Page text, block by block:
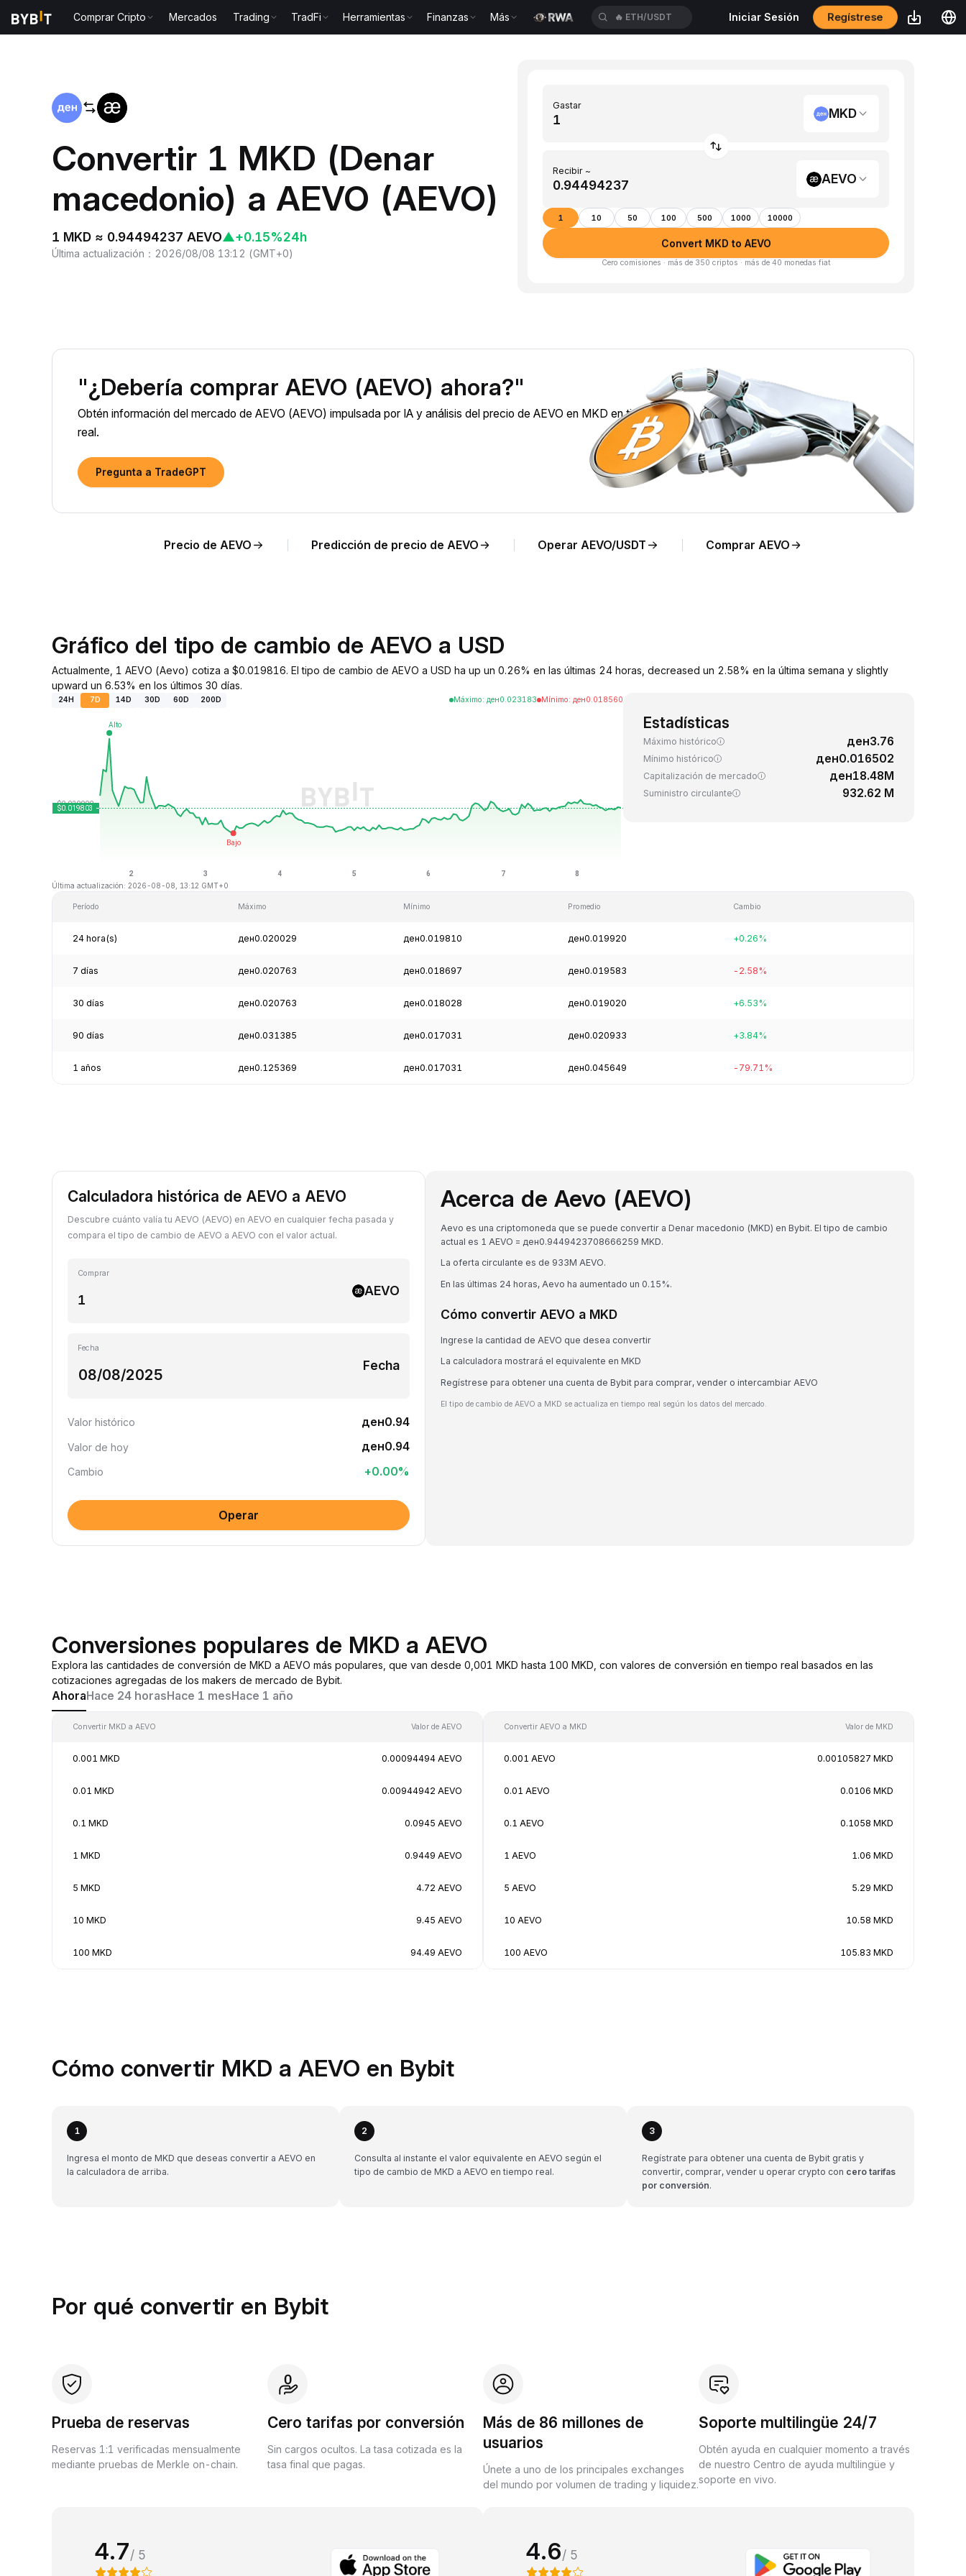
Comprar Cripto Mercados Trading TradFi Herramientas Finanzas Más 🔥 ETH/USDT Iniciar Sesión Regístrese
Convertir 1 MKD (Denar
macedonio) a AEVO (AEVO)
1 MKD ≈ 0.94494237 AEVO▲+0.15%24h
Última actualización ： 2026/08/08 13:12 (GMT+0)
Gastar
MKD
Recibir ~
AEVO
1 10 50 100 500 1000 10000
Convert MKD to AEVO
Cero comisiones · más de 350 criptos · más de 40 monedas fiat
"¿Debería comprar AEVO (AEVO) ahora?"
Obtén información del mercado de AEVO (AEVO) impulsada por IA y análisis del precio de AEVO en MKD en tiempo
real.
Pregunta a TradeGPT
Precio de AEVO Predicción de precio de AEVO Operar AEVO/USDT Comprar AEVO
Gráfico del tipo de cambio de AEVO a USD
Actualmente, 1 AEVO (Aevo) cotiza a $0.019816. El tipo de cambio de AEVO a USD ha up un 0.26% en las últimas 24 horas, decreased un 2.58% en la última semana y slightly
upward un 6.53% en los últimos 30 días.
24H 7D 14D 30D 60D 200D Máximo: ден0.023183 Mínimo: ден0.018560
Última actualización: 2026-08-08, 13:12 GMT+0
Estadísticas
Máximo histórico ден3.76
Mínimo histórico ден0.016502
Capitalización de mercado ден18.48M
Suministro circulante 932.62 M
Período Máximo Mínimo Promedio Cambio
24 hora(s) ден0.020029 ден0.019810 ден0.019920 +0.26%
7 días ден0.020763 ден0.018697 ден0.019583 -2.58%
30 días ден0.020763 ден0.018028 ден0.019020 +6.53%
90 días ден0.031385 ден0.017031 ден0.020933 +3.84%
1 años ден0.125369 ден0.017031 ден0.045649 -79.71%
Calculadora histórica de AEVO a AEVO
Descubre cuánto valía tu AEVO (AEVO) en AEVO en cualquier fecha pasada y
compara el tipo de cambio de AEVO a AEVO con el valor actual.
Comprar
AEVO
Fecha
Fecha
Valor histórico ден0.94
Valor de hoy ден0.94
Cambio +0.00%
Operar
Acerca de Aevo (AEVO)
Aevo es una criptomoneda que se puede convertir a Denar macedonio (MKD) en Bybit. El tipo de cambio
actual es 1 AEVO = ден0.9449423708666259 MKD.
La oferta circulante es de 933M AEVO.
En las últimas 24 horas, Aevo ha aumentado un 0.15%.
Cómo convertir AEVO a MKD
Ingrese la cantidad de AEVO que desea convertir
La calculadora mostrará el equivalente en MKD
Regístrese para obtener una cuenta de Bybit para comprar, vender o intercambiar AEVO
El tipo de cambio de AEVO a MKD se actualiza en tiempo real según los datos del mercado.
Conversiones populares de MKD a AEVO
Explora las cantidades de conversión de MKD a AEVO más populares, que van desde 0,001 MKD hasta 100 MKD, con valores de conversión en tiempo real basados en las
cotizaciones agregadas de los makers de mercado de Bybit.
AhoraHace 24 horasHace 1 mesHace 1 año
Convertir MKD a AEVO Valor de AEVO
0.001 MKD 0.00094494 AEVO
0.01 MKD 0.00944942 AEVO
0.1 MKD 0.0945 AEVO
1 MKD 0.9449 AEVO
5 MKD 4.72 AEVO
10 MKD 9.45 AEVO
100 MKD 94.49 AEVO
Convertir AEVO a MKD Valor de MKD
0.001 AEVO 0.00105827 MKD
0.01 AEVO 0.0106 MKD
0.1 AEVO 0.1058 MKD
1 AEVO 1.06 MKD
5 AEVO 5.29 MKD
10 AEVO 10.58 MKD
100 AEVO 105.83 MKD
Cómo convertir MKD a AEVO en Bybit
1
Ingresa el monto de MKD que deseas convertir a AEVO en
la calculadora de arriba.
2
Consulta al instante el valor equivalente en AEVO según el
tipo de cambio de MKD a AEVO en tiempo real.
3
Regístrate para obtener una cuenta de Bybit gratis y
convertir, comprar, vender u operar crypto con cero tarifas
por conversión.
Por qué convertir en Bybit
Prueba de reservas
Reservas 1:1 verificadas mensualmente
mediante pruebas de Merkle on-chain.
Cero tarifas por conversión
Sin cargos ocultos. La tasa cotizada es la
tasa final que pagas.
Más de 86 millones de
usuarios
Únete a uno de los principales exchanges
del mundo por volumen de trading y liquidez.
Soporte multilingüe 24/7
Obtén ayuda en cualquier momento a través
de nuestro Centro de ayuda multilingüe y
soporte en vivo.
4.7/ 5 4.6/ 5